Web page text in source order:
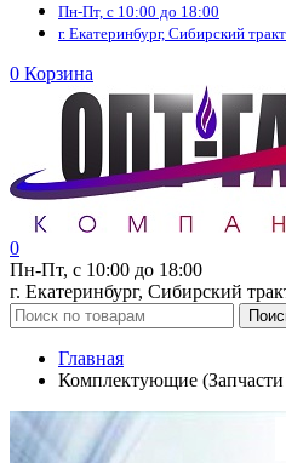
Пн-Пт, с 10:00 до 18:00
г. Екатеринбург, Сибирский
0 Корзина
0
Пн-Пт, с 10:00 до 18:00
г. Екатеринбург, Сибирский
Главная
Комплектующие (Запчасти